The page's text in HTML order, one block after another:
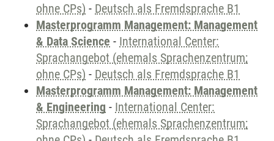
ohne CPs) - Deutsch als Fremdsprache B1
Masterprogramm Management: Management
& Data Science - International Center:
Sprachangebot (ehemals Sprachenzentrum;
ohne CPs) - Deutsch als Fremdsprache B1
Masterprogramm Management: Management
& Engineering - International Center:
Sprachangebot (ehemals Sprachenzentrum;